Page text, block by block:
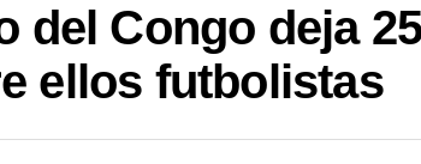
del Congo deja
ellos futbolistas